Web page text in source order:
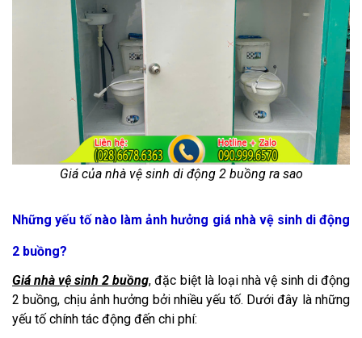
Giá của nhà vệ sinh di động 2 buồng ra sao
Những yếu tố nào làm ảnh hưởng giá nhà vệ sinh di động
2 buồng?
Giá nhà vệ sinh 2 buồng, đặc biệt là loại nhà vệ sinh di động
2 buồng, chịu ảnh hưởng bởi nhiều yếu tố. Dưới đây là những
yếu tố chính tác động đến chi phí: